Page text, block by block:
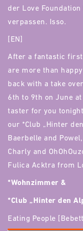
der Love
verpassen. Isso.
[EN]
After a fantastic
are more than
back with a take
6th to 9th on June
taster for you
our *Club „Hinter
Baerbelle and
Charly and
Fulica Acktra from
*Wohnzimmer &
*Club „Hinter den
Eating People